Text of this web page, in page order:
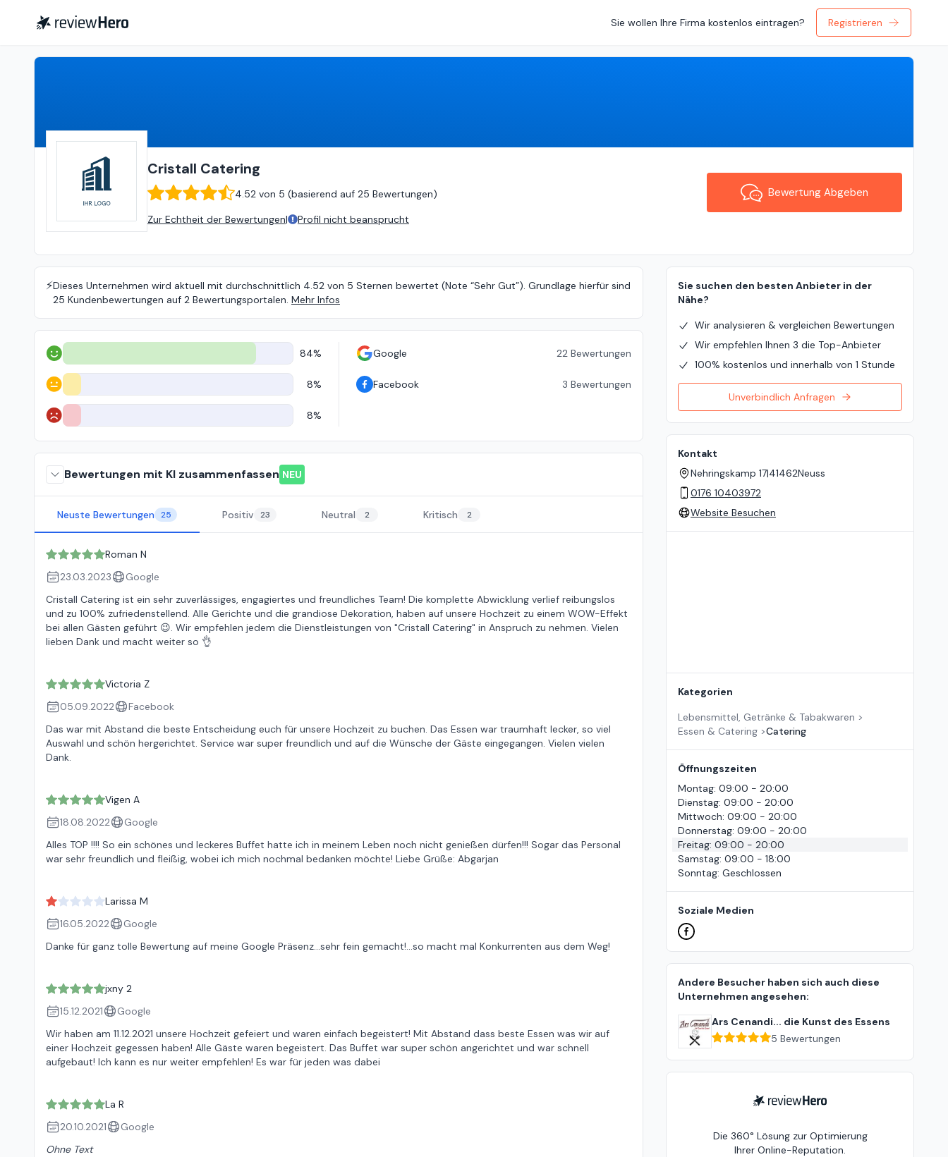
Sie wollen Ihre Firma kostenlos eintragen? Registrieren
Cristall Catering
4.52 von 5 (basierend auf 25 Bewertungen)
Zur Echtheit der Bewertungen| Profil nicht beansprucht
Bewertung Abgeben
⚡️Dieses Unternehmen wird aktuell mit durchschnittlich 4.52 von 5 Sternen bewertet (Note “Sehr Gut”). Grundlage hierfür sind
25 Kundenbewertungen auf 2 Bewertungsportalen. Mehr Infos
Positiv 84%
Neutral 8%
Negativ 8%
Google 22 Bewertungen
Facebook 3 Bewertungen
Bewertungen mit KI zusammenfassen NEU
Neuste Bewertungen 25 Positiv 23 Neutral 2 Kritisch 2
Roman N
23.03.2023
Google
Cristall Catering ist ein sehr zuverlässiges, engagiertes und freundliches Team! Die komplette Abwicklung verlief reibungslos
und zu 100% zufriedenstellend. Alle Gerichte und die grandiose Dekoration, haben auf unsere Hochzeit zu einem WOW-Effekt
bei allen Gästen geführt 😉. Wir empfehlen jedem die Dienstleistungen von "Cristall Catering" in Anspruch zu nehmen. Vielen
lieben Dank und macht weiter so 👌
Victoria Z
05.09.2022
Facebook
Das war mit Abstand die beste Entscheidung euch für unsere Hochzeit zu buchen. Das Essen war traumhaft lecker, so viel
Auswahl und schön hergerichtet. Service war super freundlich und auf die Wünsche der Gäste eingegangen. Vielen vielen
Dank.
Vigen A
18.08.2022
Google
Alles TOP !!!! So ein schönes und leckeres Buffet hatte ich in meinem Leben noch nicht genießen dürfen!!! Sogar das Personal
war sehr freundlich und fleißig, wobei ich mich nochmal bedanken möchte! Liebe Grüße: Abgarjan
Larissa M
16.05.2022
Google
Danke für ganz tolle Bewertung auf meine Google Präsenz...sehr fein gemacht!...so macht mal Konkurrenten aus dem Weg!
jxny 2
15.12.2021
Google
Wir haben am 11.12.2021 unsere Hochzeit gefeiert und waren einfach begeistert! Mit Abstand dass beste Essen was wir auf
einer Hochzeit gegessen haben! Alle Gäste waren begeistert. Das Buffet war super schön angerichtet und war schnell
aufgebaut! Ich kann es nur weiter empfehlen! Es war für jeden was dabei
La R
20.10.2021
Google
Ohne Text
Sie suchen den besten Anbieter in der
Nähe?
Wir analysieren & vergleichen Bewertungen
Wir empfehlen Ihnen 3 die Top-Anbieter
100% kostenlos und innerhalb von 1 Stunde
Unverbindlich Anfragen
Kontakt
Nehringskamp 17|41462Neuss
0176 10403972
Website Besuchen
Kategorien
Lebensmittel, Getränke & Tabakwaren >
Essen & Catering >Catering
Öffnungszeiten
Montag: 09:00 - 20:00
Dienstag: 09:00 - 20:00
Mittwoch: 09:00 - 20:00
Donnerstag: 09:00 - 20:00
Freitag: 09:00 - 20:00
Samstag: 09:00 - 18:00
Sonntag: Geschlossen
Soziale Medien
Andere Besucher haben sich auch diese
Unternehmen angesehen:
Ars Cenandi... die Kunst des Essens
5 Bewertungen
ReviewHero
Die 360° Lösung zur Optimierung
Ihrer Online-Reputation.